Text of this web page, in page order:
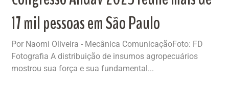
17 mil pessoas em São Paulo
Por Naomi Oliveira - Mecânica ComunicaçãoFoto: FD
Fotografia A distribuição de insumos agropecuários
mostrou sua força e sua fundamental...